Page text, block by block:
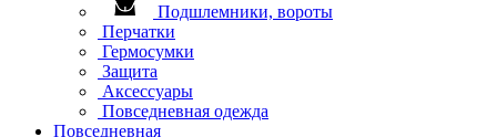
Подшлемники, вороты
Перчатки
Гермосумки
Защита
Аксессуары
Повседневная одежда
Повседневная